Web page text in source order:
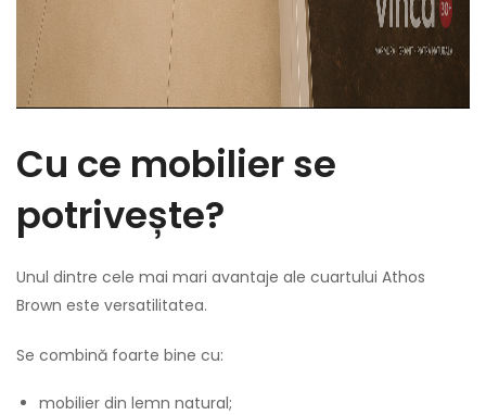
Cu ce mobilier se
potrivește?
Unul dintre cele mai mari avantaje ale cuartului Athos
Brown este versatilitatea.
Se combină foarte bine cu:
mobilier din lemn natural;